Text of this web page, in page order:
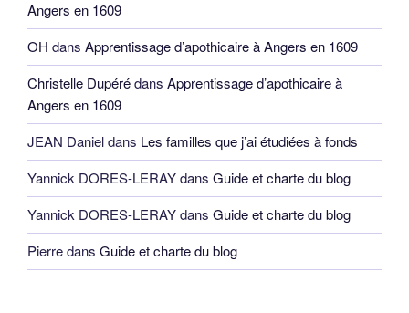
Angers en 1609
OH dans Apprentissage d’apothicaire à Angers en 1609
Christelle Dupérédans Apprentissage d’apothicaire à
Angers en 1609
JEAN Danieldans Les familles que j’ai étudiées à fonds
Yannick DORES-LERAYdans Guide et charte du blog
Yannick DORES-LERAYdans Guide et charte du blog
Pierredans Guide et charte du blog